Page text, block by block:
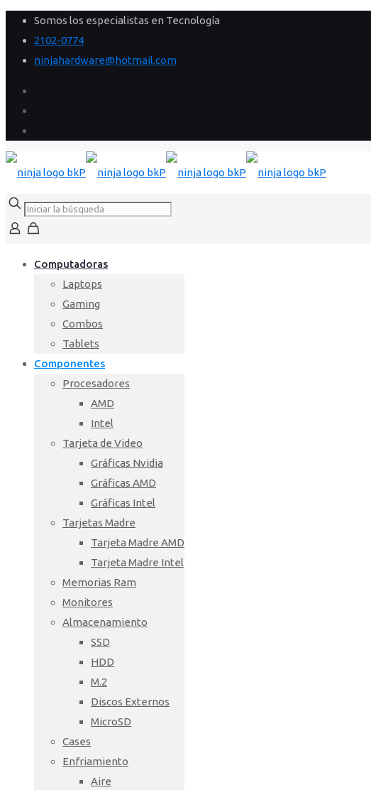
Somos los especialistas en Tecnología
2102-0774
ninjahardware@hotmail.com
Computadoras
Laptops
Gaming
Combos
Tablets
Componentes
Procesadores
AMD
Intel
Tarjeta de Video
Gráficas Nvidia
Gráficas AMD
Gráficas Intel
Tarjetas Madre
Tarjeta Madre AMD
Tarjeta Madre Intel
Memorias Ram
Monitores
Almacenamiento
SSD
HDD
M.2
Discos Externos
MicroSD
Cases
Enfriamiento
Aire